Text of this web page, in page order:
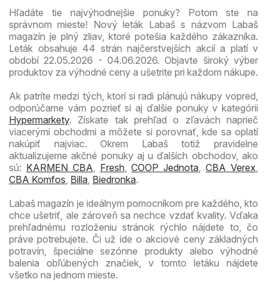
Hľadáte tie najvýhodnejšie ponuky? Potom ste na
správnom mieste! Nový leták Labaš s názvom Labaš
magazín je plný zliav, ktoré potešia každého zákazníka.
Leták obsahuje 44 strán najčerstvejších akcií a platí v
období 22.05.2026 - 04.06.2026. Objavte široký výber
produktov za výhodné ceny a ušetrite pri každom nákupe.
Ak patríte medzi tých, ktorí si radi plánujú nákupy vopred,
odporúčame vám pozrieť si aj ďalšie ponuky v kategórii
Hypermarkety. Získate tak prehľad o zľavách naprieč
viacerými obchodmi a môžete si porovnať, kde sa oplatí
nakúpiť najviac. Okrem Labaš totiž pravidelne
aktualizujeme akčné ponuky aj u ďalších obchodov, ako
sú: KARMEN CBA, Fresh,COOP Jednota,CBA Verex,
CBA Komfos, Billa, Biedronka.
Labaš magazín je ideálnym pomocníkom pre každého, kto
chce ušetriť, ale zároveň sa nechce vzdať kvality. Vďaka
prehľadnému rozloženiu stránok rýchlo nájdete to, čo
práve potrebujete. Či už ide o akciové ceny základných
potravín, špeciálne sezónne produkty alebo výhodné
balenia obľúbených značiek, v tomto letáku nájdete
všetko na jednom mieste.